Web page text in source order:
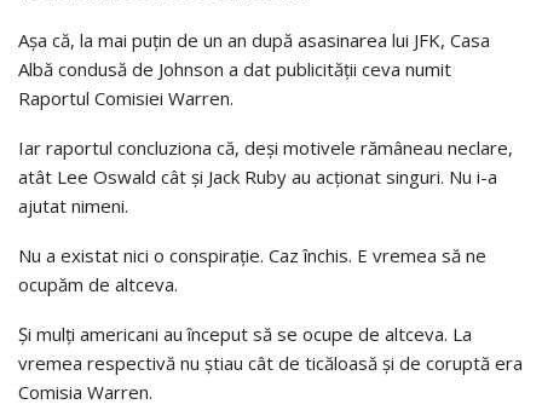
Așa că, la mai puțin de un an după asasinarea lui JFK, Casa
Albă condusă de Johnson a dat publicității ceva numit
Raportul Comisiei Warren.
Iar raportul concluziona că, deși motivele rămâneau neclare,
atât Lee Oswald cât și Jack Ruby au acționat singuri. Nu i-a
ajutat nimeni.
Nu a existat nici o conspirație. Caz închis. E vremea să ne
ocupăm de altceva.
Și mulți americani au început să se ocupe de altceva. La
vremea respectivă nu știau cât de ticăloasă și de coruptă era
Comisia Warren.